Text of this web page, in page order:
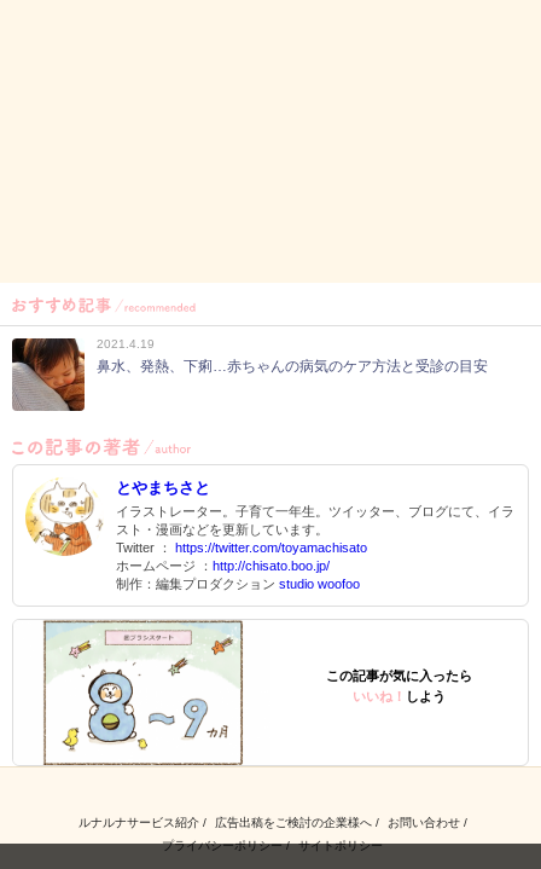
2021.4.19
鼻水、発熱、下痢…赤ちゃんの病気のケア方法と受診の目安
とやまちさと
イラストレーター。子育て一年生。ツイッター、ブログにて、イラ
スト・漫画などを更新しています。
Twitter ：
https://twitter.com/toyamachisato
ホームページ ： http://chisato.boo.jp/
制作：編集プロダクション studio woofoo
この記事が気に入ったら
いいね！ しよう
ルナルナサービス紹介 広告出稿をご検討の企業様へ
お問い合わせ
プライバシーポリシー
サイトポリシー